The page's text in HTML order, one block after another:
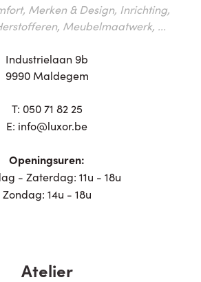
Merken & Design, Inrichting,
Meubelmaatwerk, ...
Industrielaan 9b
9990 Maldegem
T: 050 71 82 25
E: info@luxor.be
Openingsuren:
- Zaterdag: 11u - 18u
Zondag: 14u - 18u
Atelier